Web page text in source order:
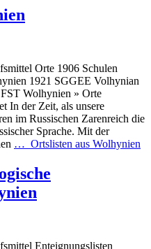
Orte 1906 Schulen
1921 SGGEE Volhynian
Wolhynien » Orte
In der Zeit, als unsere
im Russischen Zarenreich die
Sprache. Mit der
… Ortslisten aus Wolhynien
Enteignungslisten